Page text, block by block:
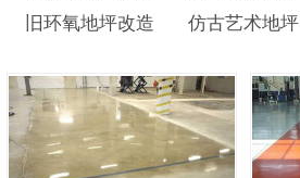
旧环氧地坪改造
仿古艺术地坪